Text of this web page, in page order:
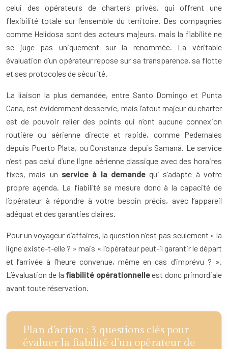
celui des opérateurs de charters privés, qui offrent une
flexibilité totale sur l’ensemble du territoire. Des compagnies
comme Helidosa sont des acteurs majeurs, mais la fiabilité ne
se juge pas uniquement sur la renommée. La véritable
évaluation d’un opérateur repose sur sa transparence, sa flotte
et ses protocoles de sécurité.
La liaison la plus demandée, entre Santo Domingo et Punta
Cana, est évidemment desservie, mais l’atout majeur du charter
est de pouvoir relier des points qui n’ont aucune connexion
routière ou aérienne directe et rapide, comme Pedernales
depuis Puerto Plata, ou Constanza depuis Samaná. Le service
n’est pas celui d’une ligne aérienne classique avec des horaires
fixes, mais un service à la demandequi s’adapte à votre
propre agenda. La fiabilité se mesure donc à la capacité de
l’opérateur à répondre à votre besoin précis, avec l’appareil
adéquat et des garanties claires.
Pour un voyageur d’affaires, la question n’est pas seulement « la
ligne existe-t-elle ? » mais « l’opérateur peut-il garantir le départ
et l’arrivée à l’heure convenue, même en cas d’imprévu ? ».
L’évaluation de la fiabilité opérationnelleest donc primordiale
avant toute réservation.
Plan d’action : 3 questions clés pour
évaluer la fiabilité d’un opérateur de